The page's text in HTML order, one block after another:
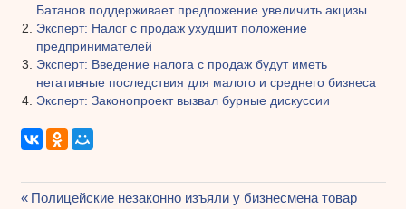
Батанов поддерживает предложение увеличить акцизы
Эксперт: Налог с продаж ухудшит положение
предпринимателей
Эксперт: Введение налога с продаж будут иметь
негативные последствия для малого и среднего бизнеса
Эксперт: Законопроект вызвал бурные дискуссии
Предыдущая
Полицейские незаконно изъяли у бизнесмена товар